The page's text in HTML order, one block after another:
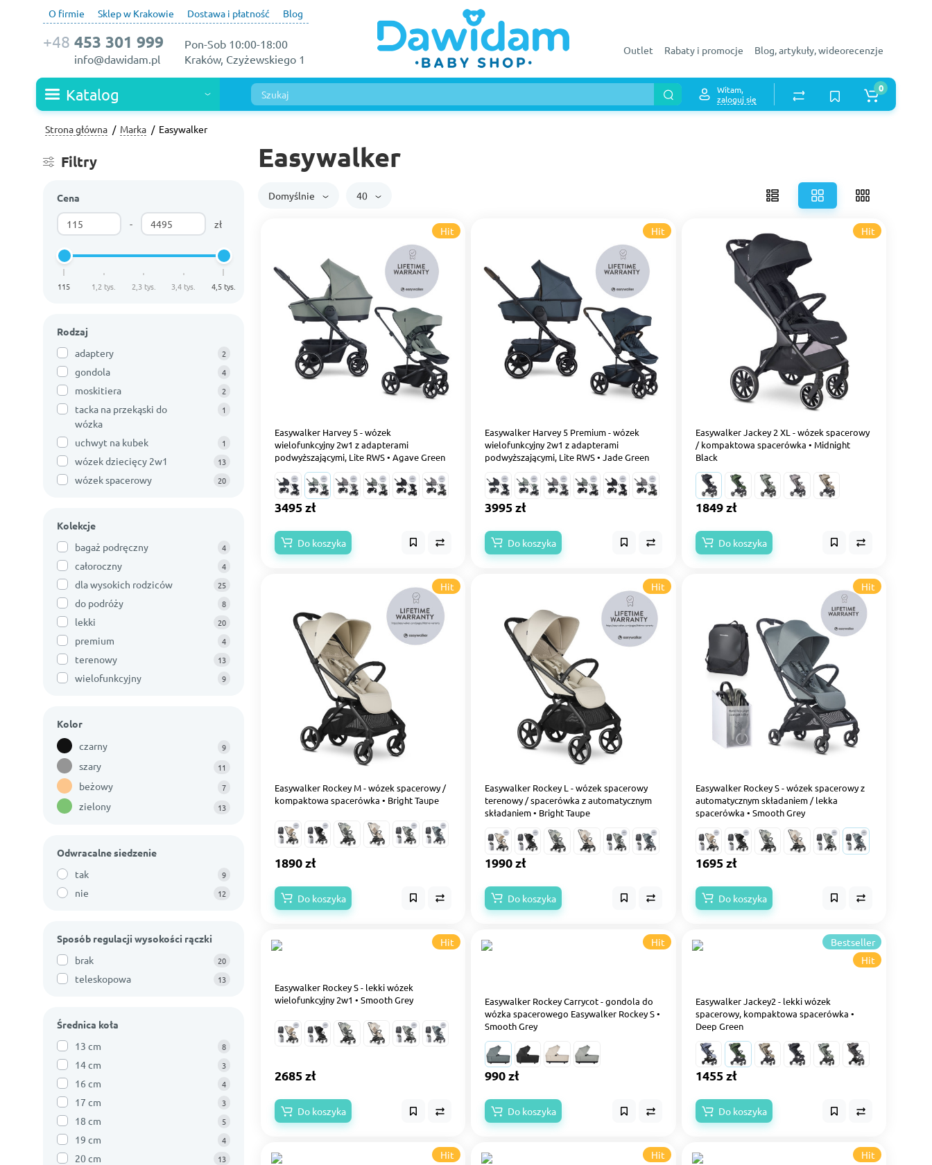
O firmie Sklep w Krakowie Dostawa i płatność Blog
Pon-Sob 10:00-18:00
Kraków, Czyżewskiego 1
+48 453 301 999
info@dawidam.pl
Outlet Rabaty i promocje Blog, artykuły, wideorecenzje
Katalog
Witam,
zaloguj się
0
Strona główna Marka Easywalker
Filtry
Cena
- zł
115 1,2 tys. 2,3 tys. 3,4 tys. 4,5 tys.
Rodzaj
adaptery
2
gondola 4
moskitiera 2
tacka na przekąski do
wózka
1
uchwyt na kubek 1
wózek dziecięcy 2w1 13
wózek spacerowy 20
Kolekcje
bagaż podręczny
4
całoroczny 4
dla wysokich rodziców 25
do podróży 8
lekki 20
premium 4
terenowy 13
wielofunkcyjny 9
Kolor
czarny
9
szary 11
beżowy 7
zielony 13
Odwracalne siedzenie
tak
9
nie 12
Sposób regulacji wysokości rączki
brak
20
teleskopowa 13
Średnica koła
13 cm
8
14 cm 3
16 cm 4
17 cm 3
18 cm 5
19 cm 4
20 cm 13
Easywalker
Domyślnie 40
Hit
Easywalker Harvey 5 - wózek
wielofunkcyjny 2w1 z adapterami
podwyższającymi, Lite RWS • Agave Green
3495 zł
Do koszyka
Hit
Easywalker Harvey 5 Premium - wózek
wielofunkcyjny 2w1 z adapterami
podwyższającymi, Lite RWS • Jade Green
3995 zł
Do koszyka
Hit
Easywalker Jackey 2 XL - wózek spacerowy
/ kompaktowa spacerówka • Midnight
Black
1849 zł
Do koszyka
Hit
Easywalker Rockey M - wózek spacerowy /
kompaktowa spacerówka • Bright Taupe
1890 zł
Do koszyka
Hit
Easywalker Rockey L - wózek spacerowy
terenowy / spacerówka z automatycznym
składaniem • Bright Taupe
1990 zł
Do koszyka
Hit
Easywalker Rockey S - wózek spacerowy z
automatycznym składaniem / lekka
spacerówka • Smooth Grey
1695 zł
Do koszyka
Hit
Easywalker Rockey S - lekki wózek
wielofunkcyjny 2w1 • Smooth Grey
2685 zł
Do koszyka
Hit
Easywalker Rockey Carrycot - gondola do
wózka spacerowego Easywalker Rockey S •
Smooth Grey
990 zł
Do koszyka
Bestseller
Hit
Easywalker Jackey2 - lekki wózek
spacerowy, kompaktowa spacerówka •
Deep Green
1455 zł
Do koszyka
Hit Hit Hit